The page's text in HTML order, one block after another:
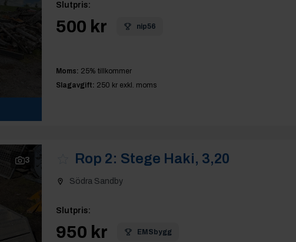
Slutpris:
500 kr nip56
Moms: 25% tillkommer
Slagavgift: 250 krexkl. moms
3 Rop 2: Stege Haki, 3,20
Södra Sandby
Slutpris:
950 kr EMSbygg